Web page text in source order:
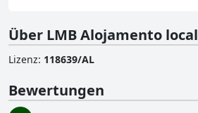
Über LMB Alojamento local
Lizenz: 118639/AL
Bewertungen